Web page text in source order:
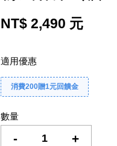
NT$ 2,490 元
適用優惠
消費200贈1元回饋金
數量
- +